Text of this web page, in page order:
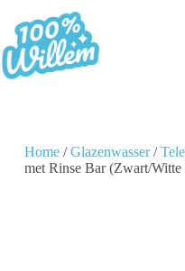
Home/Glazenwasser/
met Rinse Bar (Zwart/